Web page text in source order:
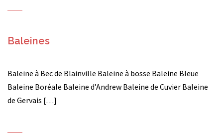
Baleines
Baleine à Bec de Blainville Baleine à bosse Baleine Bleue
Baleine Boréale Baleine d’Andrew Baleine de Cuvier Baleine
de Gervais […]